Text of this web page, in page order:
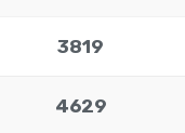
3819
4629